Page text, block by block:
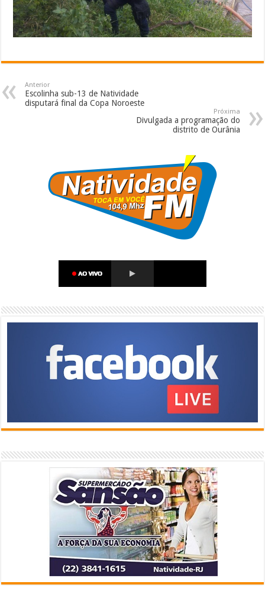
Anterior
Escolinha sub-13 de Natividade
disputará final da Copa Noroeste
Próxima
Divulgada a programação do
distrito de Ourânia